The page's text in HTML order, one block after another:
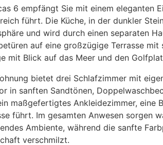
6 empfängt Sie mit einem eleganten
führt. Die Küche, in der dunkler
und wird durch einen separaten
auf eine großzügige Terrasse
mit Blick auf das Meer und den
bietet drei Schlafzimmer mit
in sanften Sandtönen,
maßgefertigtes Ankleidezimmer, eine
führt. Im gesamten Anwesen sorgen
Ambiente, während die sanfte
verschmilzt.